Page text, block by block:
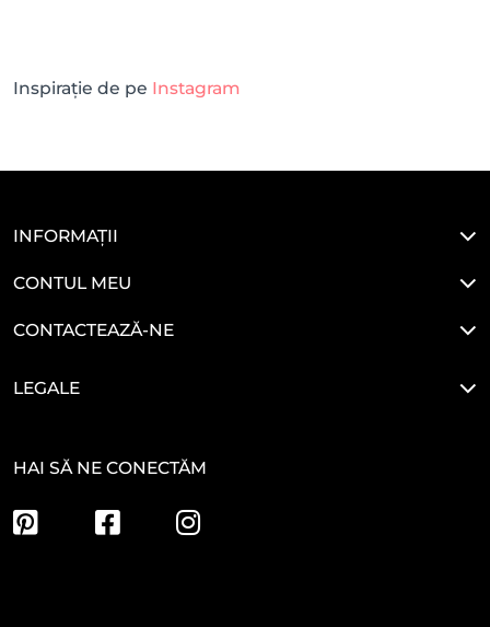
Inspirație de pe Instagram
INFORMAȚII
CONTUL MEU
CONTACTEAZĂ-NE
LEGALE
HAI SĂ NE CONECTĂM